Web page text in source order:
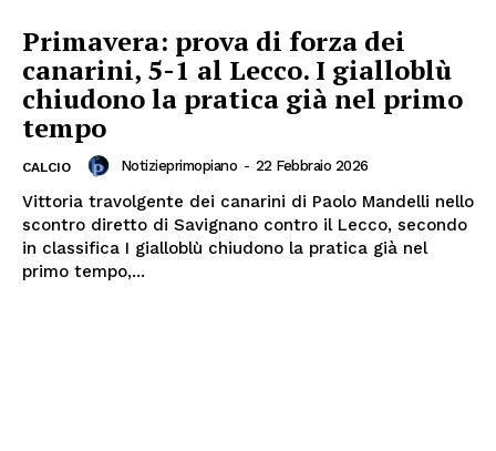
Primavera: prova di forza dei
canarini, 5-1 al Lecco. I gialloblù
chiudono la pratica già nel primo
tempo
CALCIO Notizieprimopiano - 22 Febbraio 2026
Vittoria travolgente dei canarini di Paolo Mandelli nello
scontro diretto di Savignano contro il Lecco, secondo
in classifica I gialloblù chiudono la pratica già nel
primo tempo,...